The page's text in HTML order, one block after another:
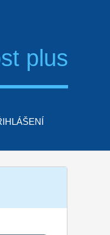
plus